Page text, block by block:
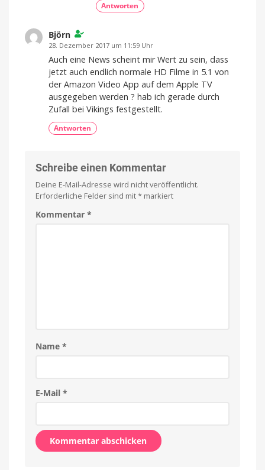
Antworten
Björn
28. Dezember 2017 um 11:59 Uhr
Auch eine News scheint mir Wert zu sein, dass
jetzt auch endlich normale HD Filme in 5.1 von
der Amazon Video App auf dem Apple TV
ausgegeben werden ? hab ich gerade durch
Zufall bei Vikings festgestellt.
Antworten
Schreibe einen Kommentar
Deine E-Mail-Adresse wird nicht veröffentlicht.
Erforderliche Felder sind mit* markiert
Kommentar *
Name *
E-Mail *